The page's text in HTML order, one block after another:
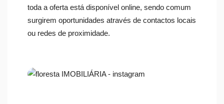
toda a oferta está disponível online, sendo comum
surgirem oportunidades através de contactos locais
ou redes de proximidade.